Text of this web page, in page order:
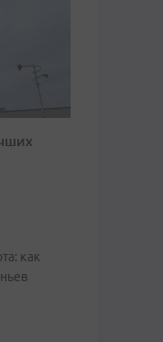
как